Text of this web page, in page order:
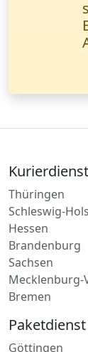
Kurierdienst
Thüringen
Schleswig-
Hessen
Brandenburg
Sachsen
Mecklenburg-
Paketdienst